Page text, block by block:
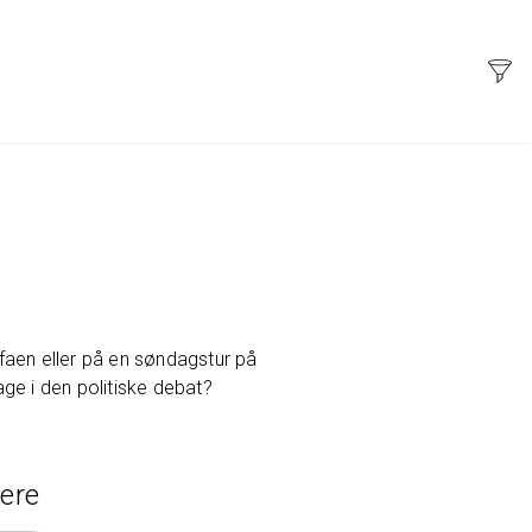
eller på en søndagstur på
i den politiske debat?